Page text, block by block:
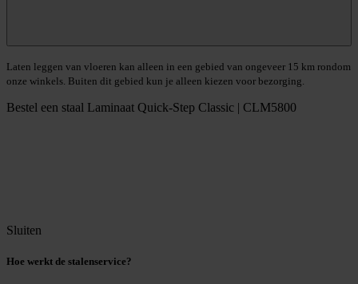
Laten leggen van vloeren kan alleen in een gebied van ongeveer 15 km rondom
onze winkels. Buiten dit gebied kun je alleen kiezen voor bezorging.
Bestel een staal Laminaat Quick-Step Classic | CLM5800
Sluiten
Hoe werkt de stalenservice?